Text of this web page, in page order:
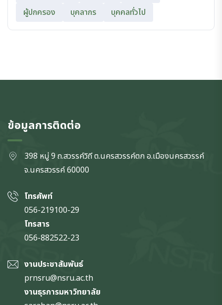
ผู้ปกครอง
บุคลากร บุคคลทั่วไป
ข้อมูลการติดต่อ
398 หมู่ 9 ถ.สวรรค์วิถี ต.นครสวรรค์ตก อ.เมืองนครสวรรค์
จ.นครสวรรค์60000
โทรศัพท์
056-219100-29
โทรสาร
056-882522-23
งานประชาสัมพันธ์
prnsru@nsru.ac.th
งานธุรการมหาวิทยาลัย